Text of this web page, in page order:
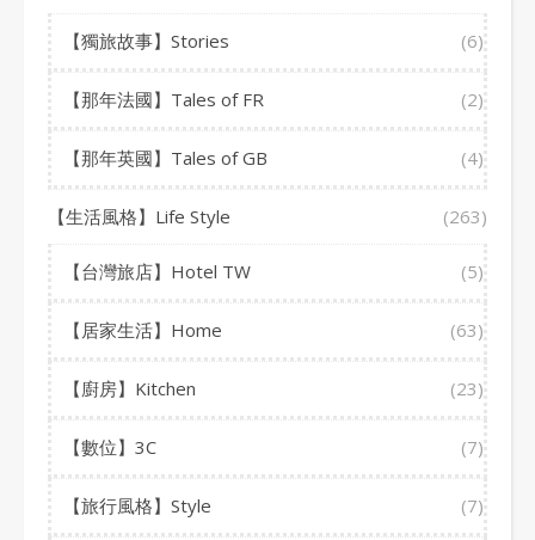
【獨旅故事】Stories (6)
【那年法國】Tales of FR (2)
【那年英國】Tales of GB (4)
【生活風格】Life Style (263)
【台灣旅店】Hotel TW (5)
【居家生活】Home (63)
【廚房】Kitchen (23)
【數位】3C (7)
【旅行風格】Style (7)